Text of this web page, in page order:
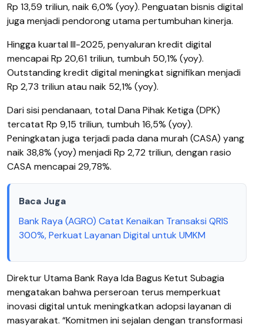
Rp 13,59 triliun, naik 6,0% (yoy). Penguatan bisnis digital
juga menjadi pendorong utama pertumbuhan kinerja.
Hingga kuartal III-2025, penyaluran kredit digital
mencapai Rp 20,61 triliun, tumbuh 50,1% (yoy).
Outstanding kredit digital meningkat signifikan menjadi
Rp 2,73 triliun atau naik 52,1% (yoy).
Dari sisi pendanaan, total Dana Pihak Ketiga (DPK)
tercatat Rp 9,15 triliun, tumbuh 16,5% (yoy).
Peningkatan juga terjadi pada dana murah (CASA) yang
naik 38,8% (yoy) menjadi Rp 2,72 triliun, dengan rasio
CASA mencapai 29,78%.
Baca Juga
Bank Raya (AGRO) Catat Kenaikan Transaksi QRIS
300%, Perkuat Layanan Digital untuk UMKM
Direktur Utama Bank Raya Ida Bagus Ketut Subagia
mengatakan bahwa perseroan terus memperkuat
inovasi digital untuk meningkatkan adopsi layanan di
masyarakat. “Komitmen ini sejalan dengan transformasi